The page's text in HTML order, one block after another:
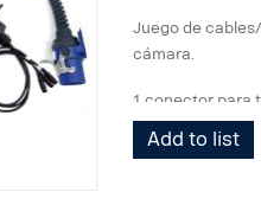
Juego de
cámara.
1 conector para
1 cable espiral
Add to list